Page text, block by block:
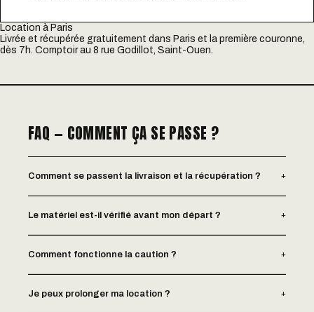
Location à Paris
Livrée et récupérée gratuitement dans Paris et la première couronne,
dès 7h. Comptoir au 8 rue Godillot, Saint-Ouen.
FAQ — COMMENT ÇA SE PASSE ?
Comment se passent la livraison et la récupération ? +
Le matériel est-il vérifié avant mon départ ? +
Comment fonctionne la caution ? +
Je peux prolonger ma location ? +